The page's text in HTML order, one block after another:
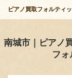
ピアノ買取フォルティ
南城市｜ピアノ
フ